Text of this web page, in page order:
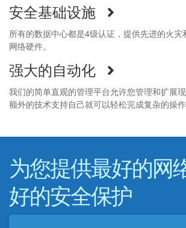
安全基础设施
所有的数据中心都是4级认证，提供先进的火灾
网络硬件。
强大的自动化
我们的简单直观的管理平台允许您管理和扩展
额外的技术支持自己就可以轻松完成复杂的操作
为您提供最好的网
好的安全保护